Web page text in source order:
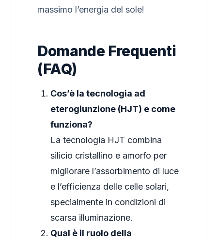
massimo l’energia del sole!
Domande Frequenti
(FAQ)
Cos’è la tecnologia ad
eterogiunzione (HJT) e come
funziona?
La tecnologia HJT combina
silicio cristallino e amorfo per
migliorare l’assorbimento di luce
e l’efficienza delle celle solari,
specialmente in condizioni di
scarsa illuminazione.
Qual è il ruolo della